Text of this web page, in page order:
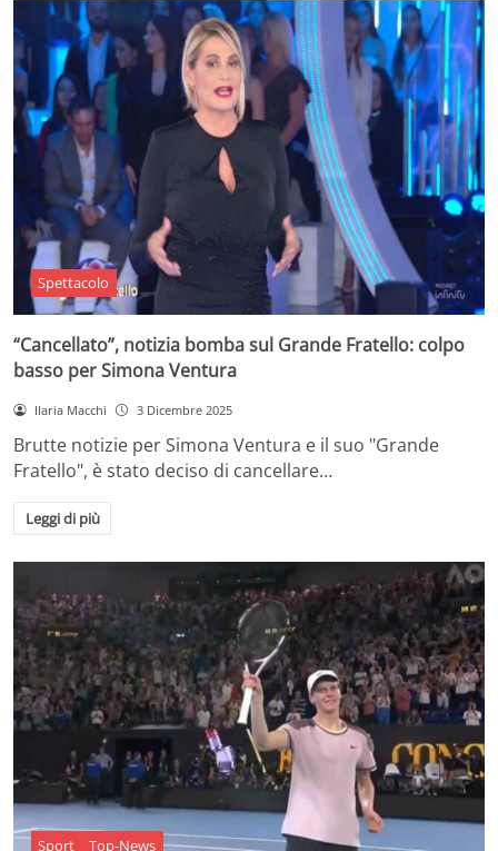
Spettacolo
“Cancellato”, notizia bomba sul Grande Fratello: colpo
basso per Simona Ventura
Ilaria Macchi 3 Dicembre 2025
Brutte notizie per Simona Ventura e il suo "Grande
Fratello", è stato deciso di cancellare…
Leggi di più
Sport Top-News